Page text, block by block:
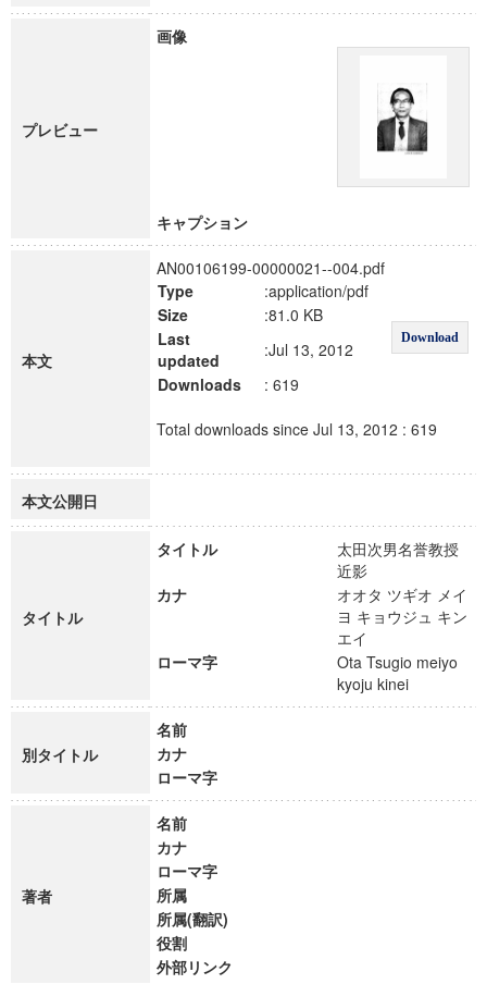
プレビュー
画像
キャプション
本文
AN00106199-00000021--004.pdf
Type
:application/pdf
Download
Size
:81.0 KB
Last
updated
:Jul 13, 2012
Downloads
: 619
Total downloads since Jul 13, 2012 : 619
本文公開日
タイトル
タイトル
太田次男名誉教授
近影
カナ
オオタ ツギオ メイ
ヨ キョウジュ キン
エイ
ローマ字
Ota Tsugio meiyo
kyoju kinei
別タイトル
名前
カナ
ローマ字
著者
名前
カナ
ローマ字
所属
所属(翻訳)
役割
外部リンク